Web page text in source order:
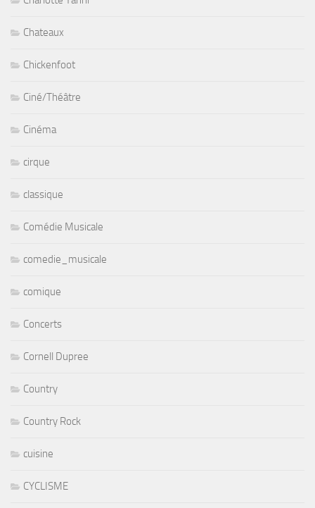
Chateaux
Chickenfoot
Ciné/Théâtre
Cinéma
cirque
classique
Comédie Musicale
comedie_musicale
comique
Concerts
Cornell Dupree
Country
Country Rock
cuisine
CYCLISME